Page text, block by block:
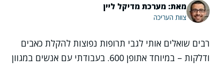
מאת: מערכת מדיקל ליין
צוות העריכה
רבים שואלים אותי לגבי תרופות נפוצות להקלת כאבים
ודלקות – במיוחד אתופן 600. בעבודתי עם אנשים במגוון